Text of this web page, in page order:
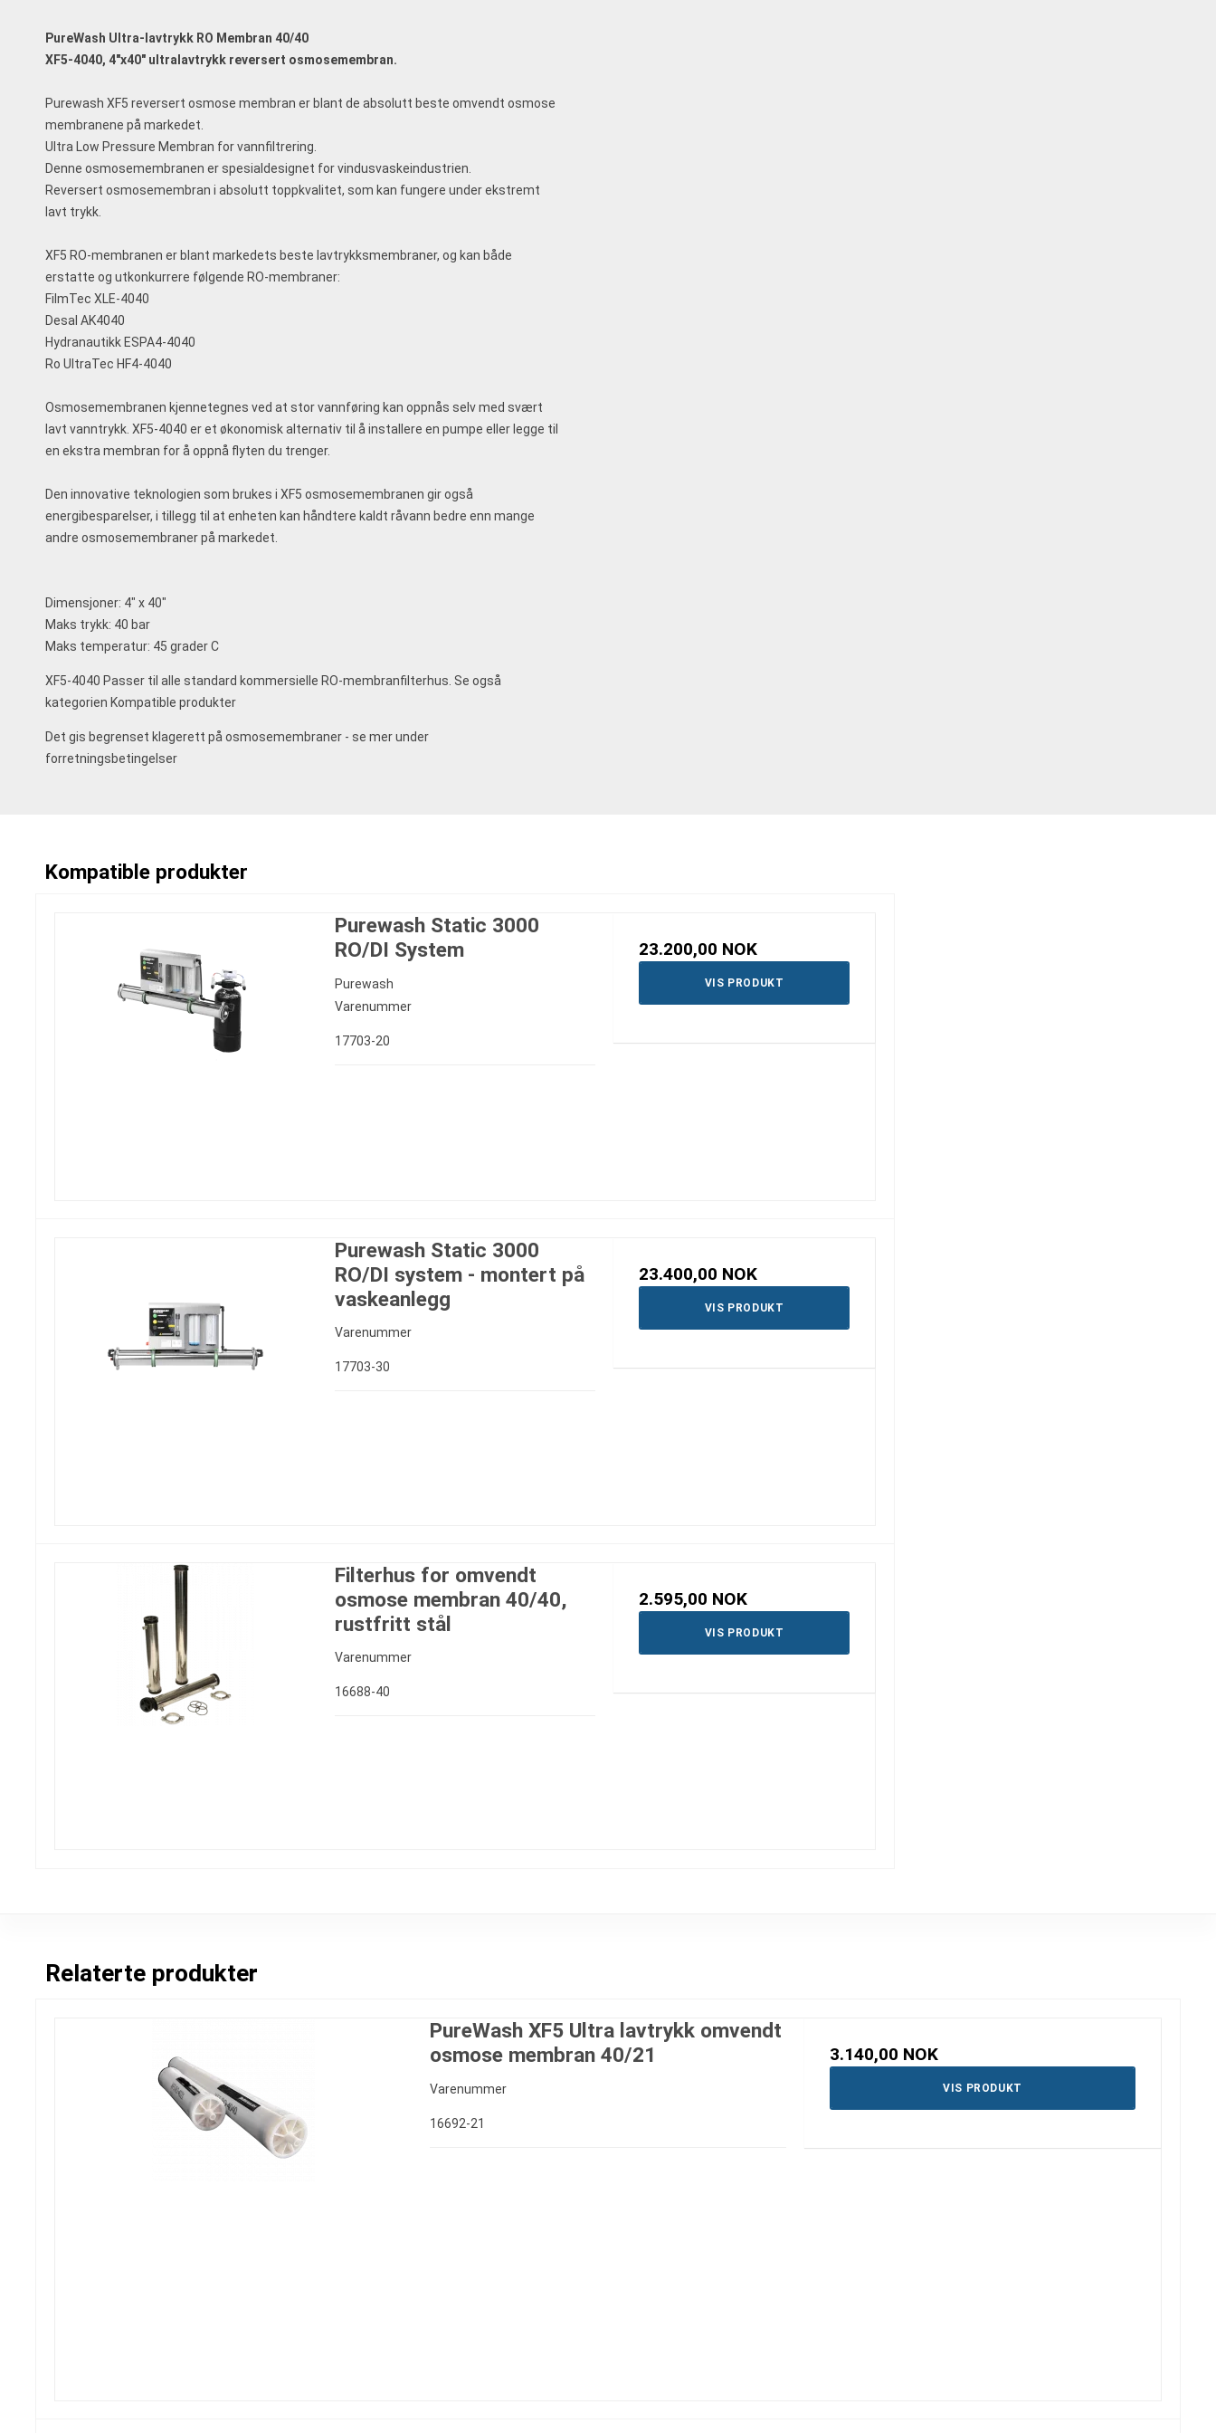
PureWash Ultra-lavtrykk RO Membran 40/40
XF5-4040, 4"x40" ultralavtrykk reversert osmosemembran.
Purewash XF5 reversert osmose membran er blant de absolutt beste omvendt osmose
membranene på markedet.
Ultra Low Pressure Membran for vannfiltrering.
Denne osmosemembranen er spesialdesignet for vindusvaskeindustrien.
Reversert osmosemembran i absolutt toppkvalitet, som kan fungere under ekstremt
lavt trykk.
XF5 RO-membranen er blant markedets beste lavtrykksmembraner, og kan både
erstatte og utkonkurrere følgende RO-membraner:
FilmTec XLE-4040
Desal AK4040
Hydranautikk ESPA4-4040
Ro UltraTec HF4-4040
Osmosemembranen kjennetegnes ved at stor vannføring kan oppnås selv med svært
lavt vanntrykk. XF5-4040 er et økonomisk alternativ til å installere en pumpe eller legge til
en ekstra membran for å oppnå flyten du trenger.
Den innovative teknologien som brukes i XF5 osmosemembranen gir også
energibesparelser, i tillegg til at enheten kan håndtere kaldt råvann bedre enn mange
andre osmosemembraner på markedet.
Dimensjoner: 4" x 40"
Maks trykk: 40 bar
Maks temperatur: 45 grader C
XF5-4040 Passer til alle standard kommersielle RO-membranfilterhus. Se også
kategorien Kompatible produkter
Det gis begrenset klagerett på osmosemembraner - se mer under
forretningsbetingelser
Kompatible produkter
Purewash Static 3000
RO/DI System
Purewash
Varenummer
17703-20
23.200,00 NOK
VIS PRODUKT
Purewash Static 3000
RO/DI system - montert på
vaskeanlegg
Varenummer
17703-30
23.400,00 NOK
VIS PRODUKT
Filterhus for omvendt
osmose membran 40/40,
rustfritt stål
Varenummer
16688-40
2.595,00 NOK
VIS PRODUKT
Relaterte produkter
PureWash XF5 Ultra lavtrykk omvendt
osmose membran 40/21
Varenummer
16692-21
3.140,00 NOK
VIS PRODUKT